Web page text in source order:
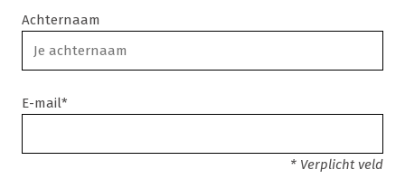
Achternaam
E-mail*
* Verplicht veld